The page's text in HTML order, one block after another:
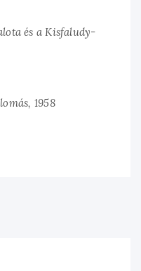
és a Kisfaludy-
1958